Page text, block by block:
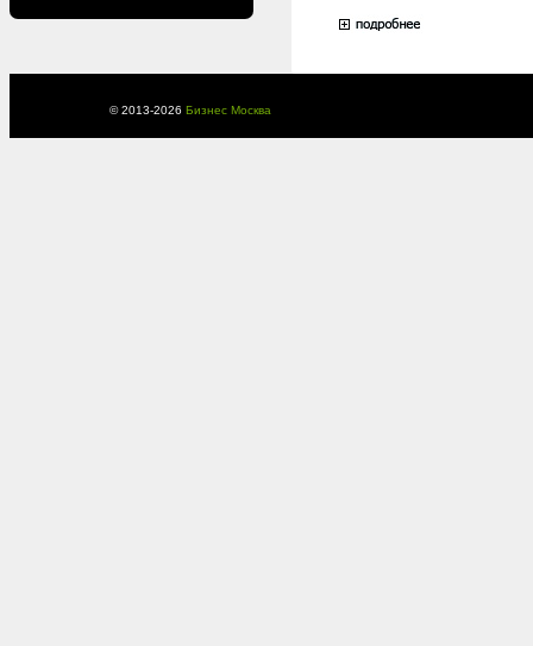
© 2013-2026 Бизнес Москва